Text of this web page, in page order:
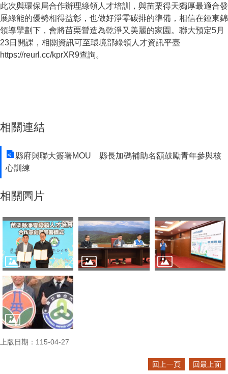
此次與環保局合作辦理綠領人才培訓，與苗栗得天獨厚最適合發
展綠能的優勢相得益彰，也做好淨零碳排的準備，相信在鍾東錦
領導擘劃下，會將苗栗營造為乾淨又美麗的家園。聯大預定5月
23日開課，相關資訊可至環境部綠領人才資訊平臺
https://reurl.cc/kprXR9查詢。
相關連結
縣府與聯大簽署MOU 縣長加碼補助名額鼓勵青年參與核
心訓練
相關圖片
上版日期：115-04-27
回上一頁 回最上面